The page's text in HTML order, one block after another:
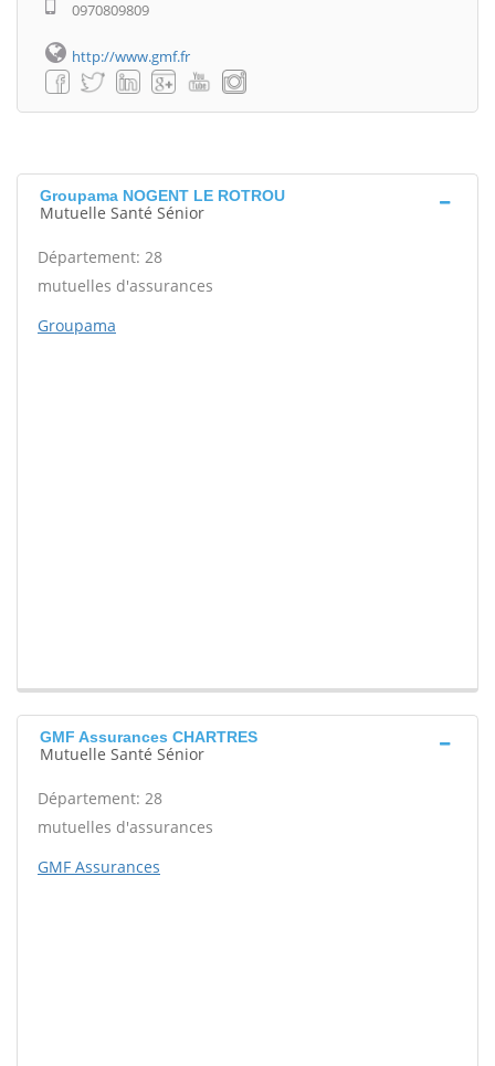
0970809809
http://www.gmf.fr
Groupama NOGENT LE ROTROU
Mutuelle Santé Sénior
Département: 28
mutuelles d'assurances
Groupama
GMF Assurances CHARTRES
Mutuelle Santé Sénior
Département: 28
mutuelles d'assurances
GMF Assurances